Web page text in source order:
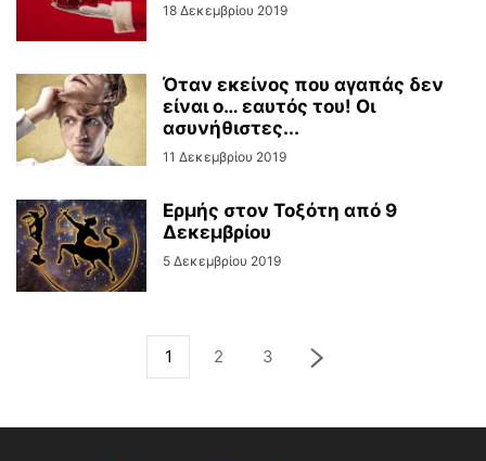
18 Δεκεμβρίου 2019
Όταν εκείνος που αγαπάς δεν
είναι ο… εαυτός του! Οι
ασυνήθιστες...
11 Δεκεμβρίου 2019
Ερμής στον Τοξότη από 9
Δεκεμβρίου
5 Δεκεμβρίου 2019
1 2 3